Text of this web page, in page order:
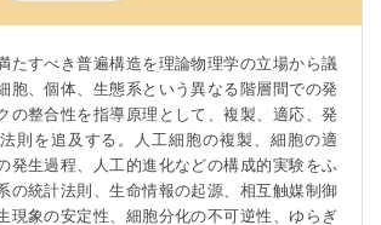
will be handled by Prof. Okada. Inside cells, a
of molecules function with energy comparable
Therefore, it is impossible to ignore
and thermal fluctuations. The relationship
and function in such systems will be
Finally, the macroscopic
multicellular organisms, and
たすべき普遍構造を理論物理学の立場から議
胞、個体、生態系という異なる階層間での発
の整合性を指導原理として、複製、適応、発
則を追及する。人工細胞の複製、細胞の適
発生過程、人工的進化などの構成的実験をふ
の統計法則、生命情報の起源、相互触媒制御
現象の安定性、細胞分化の不可逆性、ゆらぎ